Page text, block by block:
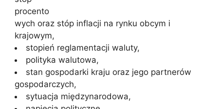
procento
wych oraz stóp inflacji na rynku obcym i
krajowym,
stopień reglamentacji waluty,
polityka walutowa,
stan gospodarki kraju oraz jego partnerów
gospodarczych,
sytuacja międzynarodowa,